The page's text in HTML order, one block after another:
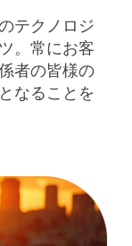
テクノロジ
。常にお客
者の皆様の
なることを